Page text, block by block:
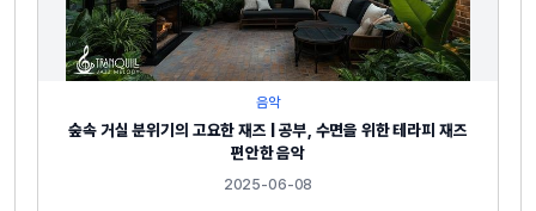
음악
숲속 거실 분위기의 고요한 재즈 | 공부, 수면을 위한 테라피 재즈
편안한 음악
2025-06-08